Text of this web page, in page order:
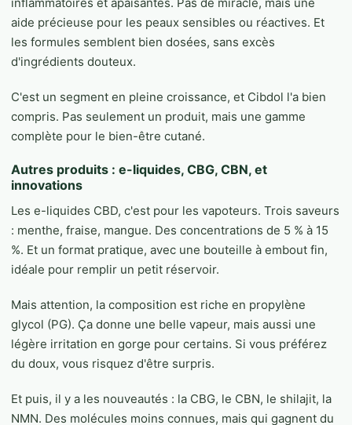
aide précieuse pour les peaux sensibles ou réactives. Et
les formules semblent bien dosées, sans excès
d'ingrédients douteux.
C'est un segment en pleine croissance, et Cibdol l'a bien
compris. Pas seulement un produit, mais une gamme
complète pour le bien-être cutané.
Autres produits : e-liquides, CBG, CBN, et
innovations
Les e-liquides CBD, c'est pour les vapoteurs. Trois saveurs
: menthe, fraise, mangue. Des concentrations de 5 % à 15
%. Et un format pratique, avec une bouteille à embout fin,
idéale pour remplir un petit réservoir.
Mais attention, la composition est riche en propylène
glycol (PG). Ça donne une belle vapeur, mais aussi une
légère irritation en gorge pour certains. Si vous préférez
du doux, vous risquez d'être surpris.
Et puis, il y a les nouveautés : la CBG, le CBN, le shilajit, la
NMN. Des molécules moins connues, mais qui gagnent du